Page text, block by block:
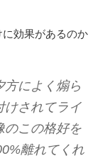
効果があるのか
方によく煽ら
けされてライ
のこの格好を
離れてくれ